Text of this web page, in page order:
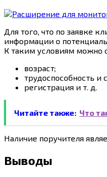
Для того, что по заявке
информации о
К таким условиям можно
возраст;
трудоспособность и
регистрация и т. д.
Читайте также: Что
Наличие поручителя
Выводы